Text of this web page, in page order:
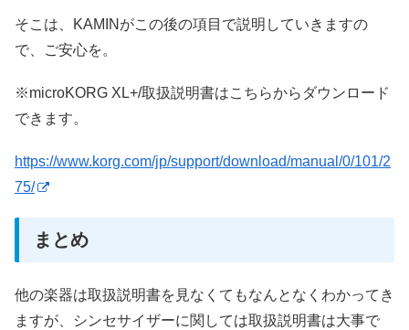
そこは、KAMINがこの後の項目で説明していきますの
で、ご安心を。
※microKORG XL+/取扱説明書はこちらからダウンロード
できます。
https://www.korg.com/jp/support/download/manual/0/101/2
75/
まとめ
他の楽器は取扱説明書を見なくてもなんとなくわかってき
ますが、シンセサイザーに関しては取扱説明書は大事で